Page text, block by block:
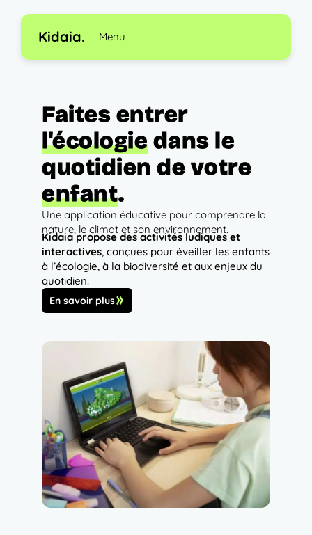
Kidaia. Menu
Faites entrer
l'écologie dans le
quotidien de votre
enfant.
Une application éducative pour comprendre la
nature, le climat et son environnement.
Kidaia propose des activités ludiques et
interactives, conçues pour éveiller les enfants
à l’écologie, à la biodiversité et aux enjeux du
quotidien.
En savoir plus